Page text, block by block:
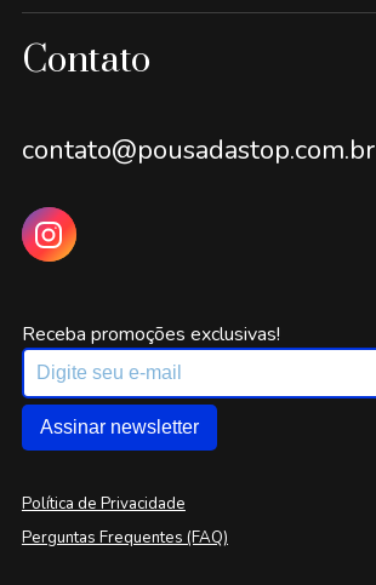
Contato
contato@pousadastop.com.br
Receba promoções exclusivas!
Assinar newsletter
Política de Privacidade
Perguntas Frequentes (FAQ)